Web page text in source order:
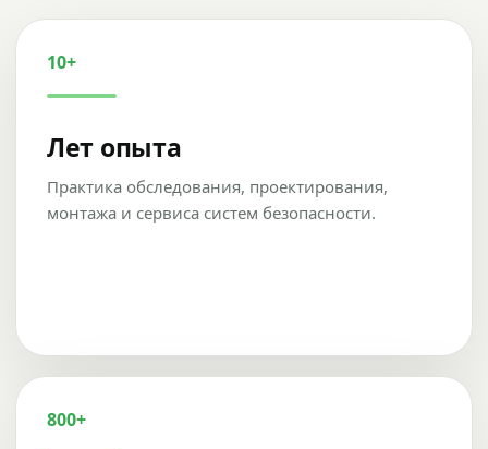
10+
Лет опыта
Практика обследования, проектирования,
монтажа и сервиса систем безопасности.
800+